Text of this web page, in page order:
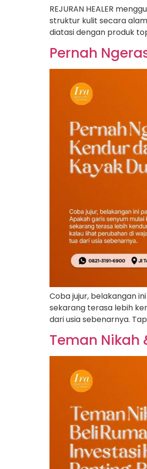
REJURAN HEALER
struktur kulit secara
diatasi dengan produk
Pernah
Coba jujur, belakangan
sekarang terasa lebih
dari usia sebenarnya.
Teman Nikah